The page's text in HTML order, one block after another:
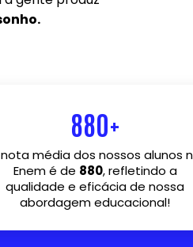
880+
média dos nossos alunos
Enem é de 880, refletindo a
qualidade e eficácia de nossa
abordagem educacional!